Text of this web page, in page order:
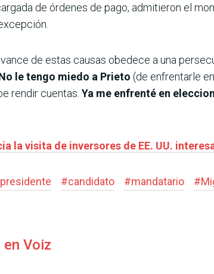
de órdenes de pago, admitieron el
de estas causas obedece a una
le tengo miedo a Prieto (de enfrentarle
rendir cuentas. Ya me enfrenté en
la visita de inversores de EE. UU.
#candidato #mandatario #
Voiz